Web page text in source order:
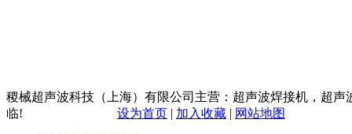
稷械超声波科技（上海）有限公司主营：超声波焊接机，超
临! 设为首页 | 加入收藏 | 网站地图